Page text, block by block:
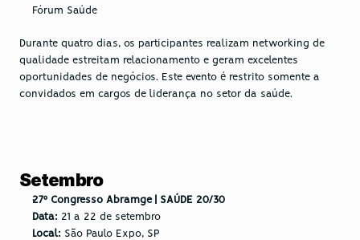
Fórum Saúde
Durante quatro dias, os participantes realizam networking de
qualidade estreitam relacionamento e geram excelentes ​​
oportunidades de negócios. Este evento é restrito somente a
convidados em cargos de liderança no setor da saúde.
Setembro
27º Congresso Abramge | SAÚDE 20/30
Data: 21 a 22 de setembro
Local: São Paulo Expo, SP